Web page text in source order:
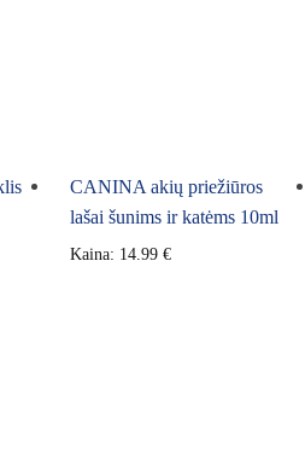
CANINA akių priežiūros
lašai šunims ir katėms 10ml
Kaina: 14.99€